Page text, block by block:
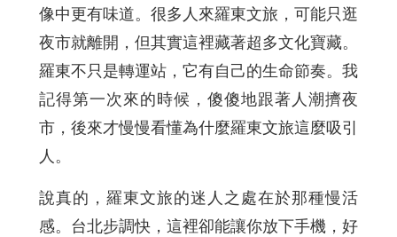
像中更有味道。很多人來羅東文旅，可能只逛
夜市就離開，但其實這裡藏著超多文化寶藏。
羅東不只是轉運站，它有自己的生命節奏。我
記得第一次來的時候，傻傻地跟著人潮擠夜
市，後來才慢慢看懂為什麼羅東文旅這麼吸引
人。
說真的，羅東文旅的迷人之處在於那種慢活
感。台北步調快，這裡卻能讓你放下手機，好